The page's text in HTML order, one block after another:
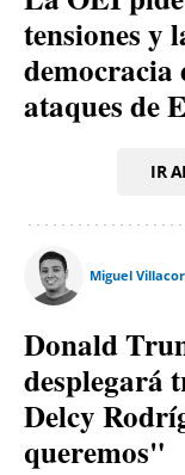
tensiones y
democracia
ataques de
IR
Miguel
Donald
desplegará
Delcy
queremos"